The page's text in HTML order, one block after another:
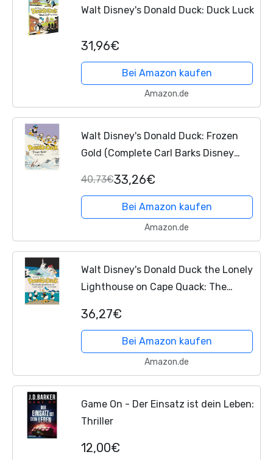
Walt Disney's Donald Duck: Duck Luck
31,96€
Bei Amazon kaufen
Amazon.de
Walt Disney's Donald Duck: Frozen
Gold (Complete Carl Barks Disney
40,73€33,26€
Bei Amazon kaufen
Amazon.de
Walt Disney's Donald Duck the Lonely
Lighthouse on Cape Quack: The
Vol. 29 (Complete Carl Barks Disney
Library, 29)
36,27€
Bei Amazon kaufen
Amazon.de
Game On - Der Einsatz ist dein Leben:
Thriller
12,00€